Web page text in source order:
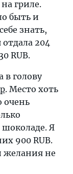
гриле.
быть и
знать,
204
RUB.
в голову
. Место хоть
очень
Я
900 RUB.
желания не